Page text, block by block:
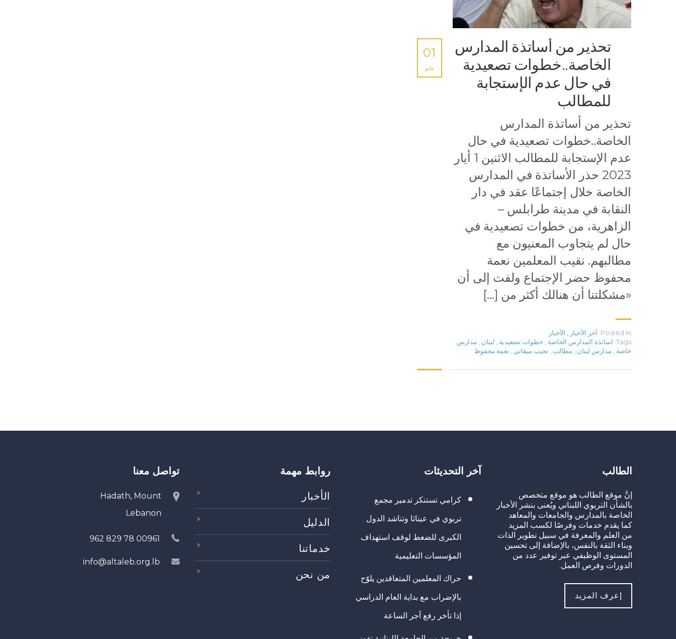
تحذير من أساتذة المدارس
الخاصة..خطوات تصعيدية
في حال عدم الإستجابة
للمطالب
01
مايو
تحذير من أساتذة المدارس
الخاصة..خطوات تصعيدية في حال
عدم الإستجابة للمطالب الاثنين 1 أيار
2023 حذر الأساتذة في المدارس
الخاصة خلال إجتماعًا عقد في دار
النقابة في مدينة طرابلس –
الزاهرية، من خطوات تصعيدية في
حال لم يتجاوب المعنيون مع
مطالبهم. نقيب المعلمين نعمة
محفوظ حضر الإجتماع ولفت إلى أن
«مشكلتنا أن هنالك أكثر من […]
Posted in: آخر الأخبار , الأخبار
Tags: اساتذة المدارس الخاصة , خطوات تصعيدية , لبنان , مدارس
خاصة , مدارس لبنان , مطالب, نجيب ميقاتي , نعمة محفوظ
الطالب
إنَّ موقع الطالب هو موقع متخصص
بالشأن التربوي اللبناني ويُعنى بنشر الأخبار
الخاصة بالمدارس والجامعات والمعاهد
كما يقدم خدمات وفرصًا لكسب المزيد
من العلم والمعرفة في سبيل تطوير الذات
وبناء الثقة بالنفس، بالإضافة إلى تحسين
المستوى الوظيفي عبر توفير عدد من
الدورات وفرص العمل.
إعرف المزيد
آخر التحديثات
كرامي تستنكر تدمير مجمع
تربوي في عيناثا وتناشد الدول
الكبرى للضغط لوقف استهداف
المؤسسات التعليمية
حراك المعلمين المتعاقدين يلوّح
بالإضراب مع بداية العام الدراسي
إذا تأخر رفع أجر الساعة
روابط مهمة
الأخبار
الدليل
خدماتنا
من نحن
تواصل معنا
Hadath, Mount
Lebanon
00961 78 829 962
info@altaleb.org.lb